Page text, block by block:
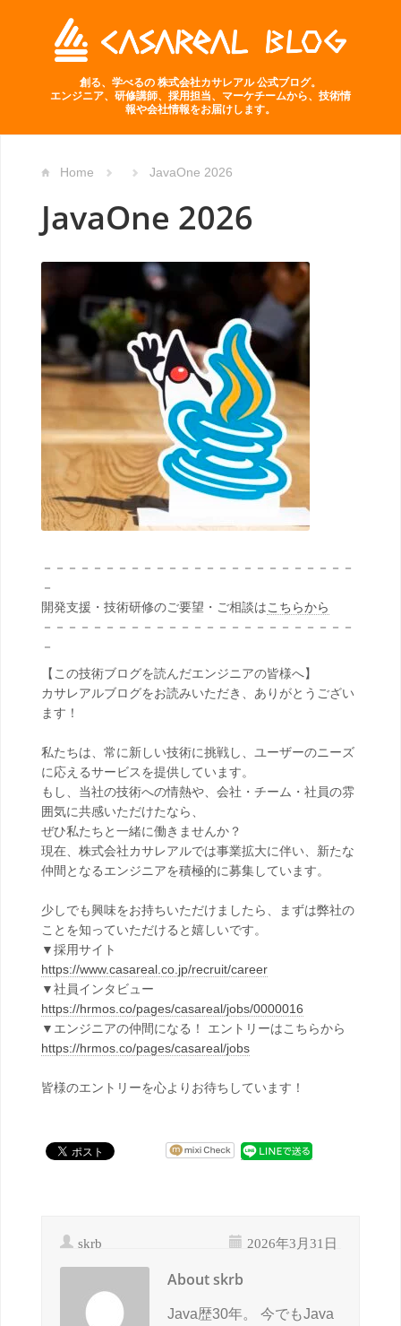
創る、学べるの 株式会社カサレアル 公式ブログ。
エンジニア、研修講師、採用担当、マーケチームから、技術情
報や会社情報をお届けします。
Home JavaOne 2026
JavaOne 2026
－－－－－－－－－－－－－－－－－－－－－－－－－
－
開発支援・技術研修のご要望・ご相談はこちらから
－－－－－－－－－－－－－－－－－－－－－－－－－
－
【この技術ブログを読んだエンジニアの皆様へ】
カサレアルブログをお読みいただき、ありがとうござい
ます！
私たちは、常に新しい技術に挑戦し、ユーザーのニーズ
に応えるサービスを提供しています。
もし、当社の技術への情熱や、会社・チーム・社員の雰
囲気に共感いただけたなら、
ぜひ私たちと一緒に働きませんか？
現在、株式会社カサレアルでは事業拡大に伴い、新たな
仲間となるエンジニアを積極的に募集しています。
少しでも興味をお持ちいただけましたら、まずは弊社の
ことを知っていただけると嬉しいです。
▼採用サイト
https://www.casareal.co.jp/recruit/career
▼社員インタビュー
https://hrmos.co/pages/casareal/jobs/0000016
▼エンジニアの仲間になる！ エントリーはこちらから
https://hrmos.co/pages/casareal/jobs
皆様のエントリーを心よりお待ちしています！
skrb 2026年3月31日
About skrb
Java歴30年。 今でもJava